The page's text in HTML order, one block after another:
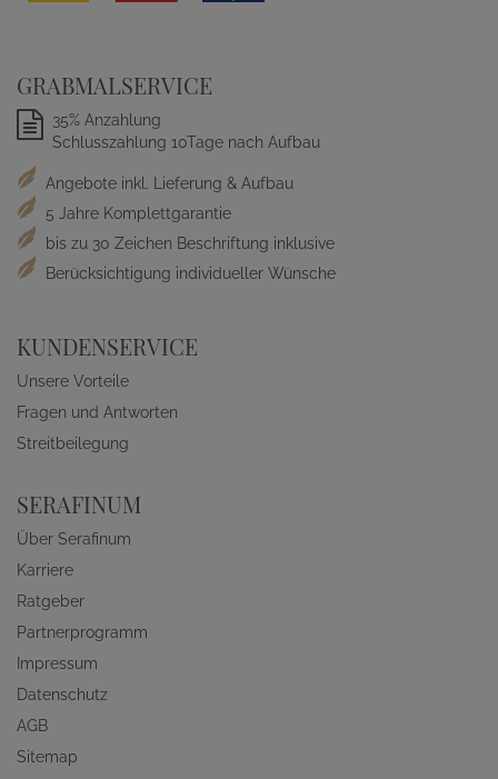
GRABMALSERVICE
35% Anzahlung
Schlusszahlung 10Tage nach Aufbau
Angebote inkl. Lieferung & Aufbau
5 Jahre Komplettgarantie
bis zu 30 Zeichen Beschriftung inklusive
Berücksichtigung individueller Wünsche
KUNDENSERVICE
Unsere Vorteile
Fragen und Antworten
Streitbeilegung
SERAFINUM
Über Serafinum
Karriere
Ratgeber
Partnerprogramm
Impressum
Datenschutz
AGB
Sitemap